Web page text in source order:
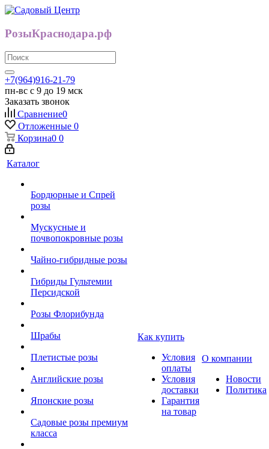
РозыКраснодара.рф
+7(964)916-21-79
пн-вс с 9 до 19 мск
Заказать звонок
Сравнение0
Отложенные 0
Корзина0 0
Каталог
Бордюрные и Спрей
розы
Мускусные и
почвопокровные розы
Чайно-гибридные розы
Гибриды Гультемии
Персидской
Розы Флорибунда
Шрабы
Плетистые розы
Английские розы
Японские розы
Садовые розы премиум
класса
Как купить
Условия
оплаты
Условия
доставки
Гарантия
на товар
О компании
Новости
Политика